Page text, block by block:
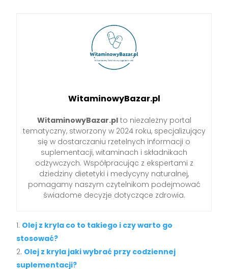
WitaminowyBazar.pl
WitaminowyBazar.plto niezależny portal
tematyczny, stworzony w 2024 roku, specjalizujący
się w dostarczaniu rzetelnych informacji o
suplementacji, witaminach i składnikach
odżywczych. Współpracując z ekspertami z
dziedziny dietetyki i medycyny naturalnej,
pomagamy naszym czytelnikom podejmować
świadome decyzje dotyczące zdrowia.
Olej z kryla co to takiego i czy warto go
stosować?
Olej z kryla jaki wybrać przy codziennej
suplementacji?